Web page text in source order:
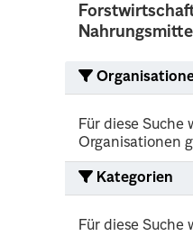
Für diese Suche
Organisationen
Kategorien
Für diese Suche